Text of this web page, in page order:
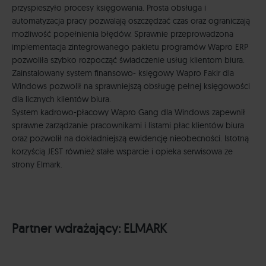
przyspieszyło procesy księgowania. Prosta obsługa i
automatyzacja pracy pozwalają oszczędzać czas oraz ograniczają
możliwość popełnienia błędów. Sprawnie przeprowadzona
implementacja zintegrowanego pakietu programów Wapro ERP
pozwoliła szybko rozpocząć świadczenie usług klientom biura.
Zainstalowany system finansowo- księgowy Wapro Fakir dla
Windows pozwolił na sprawniejszą obsługę pełnej księgowości
dla licznych klientów biura.
System kadrowo-płacowy Wapro Gang dla Windows zapewnił
sprawne zarządzanie pracownikami i listami płac klientów biura
oraz pozwolił na dokładniejszą ewidencję nieobecności. Istotną
korzyścią JEST również stałe wsparcie i opieka serwisowa ze
strony Elmark.
Partner wdrażający: ELMARK